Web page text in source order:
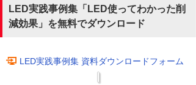
LED実践事例集「LED使ってわかった削
減効果」を無料でダウンロード
LED実践事例集 資料ダウンロードフォーム